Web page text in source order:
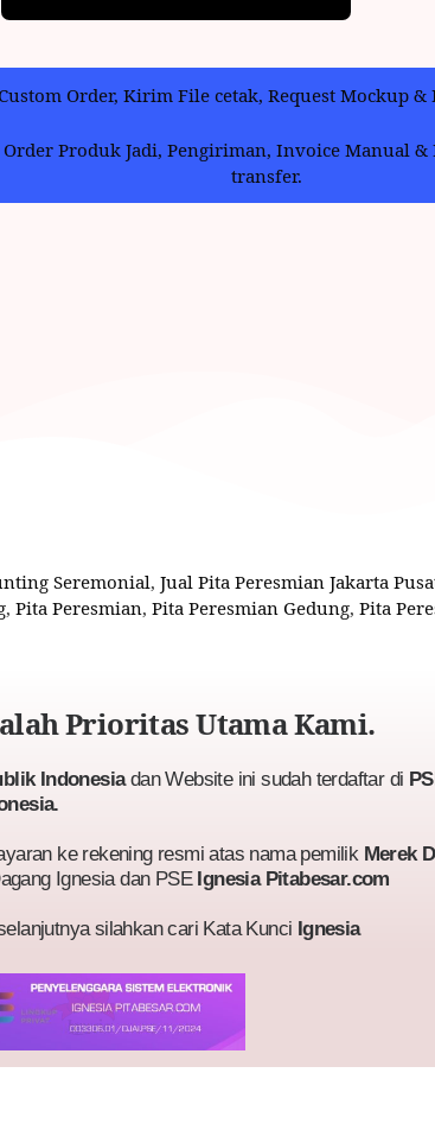
Order, Kirim File cetak, Request Mockup
Order Produk Jadi, Pengiriman, Invoice Manual
transfer.
Seremonial, Jual Pita Peresmian Jakarta
, Pita Peresmian, Pita Peresmian Gedung, Pita
Prioritas Utama Kami.
Indonesiadan Website ini sudah terdaftar di
ke rekening resmi atas nama pemilik Merek
Ignesia dan PSE Ignesia Pitabesar.com
silahkan cari Kata Kunci Ignesia